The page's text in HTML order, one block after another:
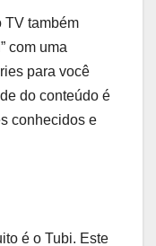
TV também
com uma
para você
do conteúdo é
conhecidos e
é o Tubi. Este